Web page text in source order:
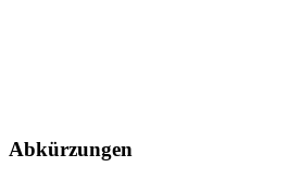
Abkürzungen